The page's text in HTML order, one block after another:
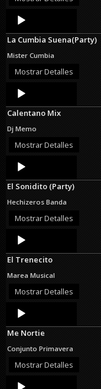
Audio
Player
La Cumbia Suena(Party)
Mister Cumbia
Mostrar Detalles
Audio
Player
Calentano Mix
Dj Memo
Mostrar Detalles
Audio
Player
El Sonidito (Party)
Hechizeros Banda
Mostrar Detalles
Audio
Player
El Trenecito
Marea Musical
Mostrar Detalles
Audio
Player
Me Nortie
Conjunto Primavera
Mostrar Detalles
Audio